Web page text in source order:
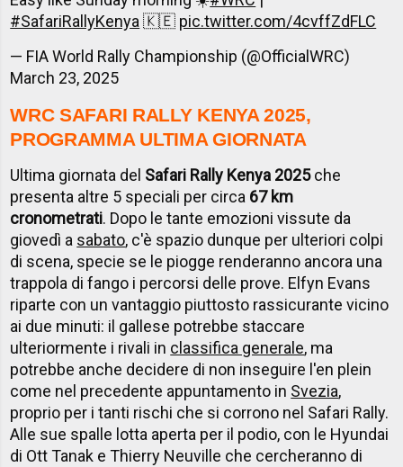
#SafariRallyKenya🇰🇪 pic.twitter.com/4cvffZdFLC
— FIA World Rally Championship (@OfficialWRC)
March 23, 2025
WRC SAFARI RALLY KENYA 2025,
PROGRAMMA ULTIMA GIORNATA
Ultima giornata del Safari Rally Kenya 2025che
presenta altre 5 speciali per circa 67 km
cronometrati. Dopo le tante emozioni vissute da
giovedì a sabato, c'è spazio dunque per ulteriori colpi
di scena, specie se le piogge renderanno ancora una
trappola di fango i percorsi delle prove. Elfyn Evans
riparte con un vantaggio piuttosto rassicurante vicino
ai due minuti: il gallese potrebbe staccare
ulteriormente i rivali in classifica generale, ma
potrebbe anche decidere di non inseguire l'en plein
come nel precedente appuntamento in Svezia,
proprio per i tanti rischi che si corrono nel Safari Rally.
Alle sue spalle lotta aperta per il podio, con le Hyundai
di Ott Tanak e Thierry Neuville che cercheranno di